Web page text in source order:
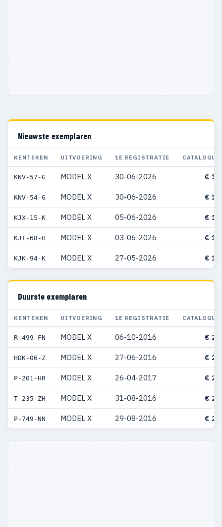
Nieuwste exemplaren
KENTEKEN UITVOERING 1E REGISTRATIE
KNV-57-G MODEL X 30-06-2026 €
KNV-54-G MODEL X 30-06-2026 €
KJX-15-K MODEL X 05-06-2026 €
KJT-68-H MODEL X 03-06-2026 €
KJK-94-K MODEL X 27-05-2026 €
Duurste exemplaren
KENTEKEN UITVOERING 1E REGISTRATIE
R-499-FN MODEL X 06-10-2016 €
HDK-06-Z MODEL X 27-06-2016 €
P-201-HR MODEL X 26-04-2017 €
T-235-ZH MODEL X 31-08-2016 €
P-749-NN MODEL X 29-08-2016 €